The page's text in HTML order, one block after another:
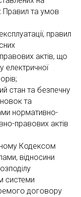
Правил та умов
правил
актів, що
електричної
стан та безпечну
та
нормативно-
правових актів
Кодексом
відносини
системи
договору